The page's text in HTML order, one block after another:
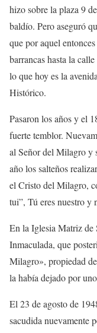
hizo sobre la plaza 9
baldío. Pero aseguró
que por aquel
barrancas hasta la
lo que hoy es la
Histórico.
Pasaron los años y el
fuerte temblor.
al Señor del Milagro y
año los salteños
el Cristo del Milagro,
tui”, Tú eres nuestro y
En la Iglesia Matriz de
Inmaculada, que
Milagro», propiedad
la había dejado por
El 23 de agosto de
sacudida nuevamente